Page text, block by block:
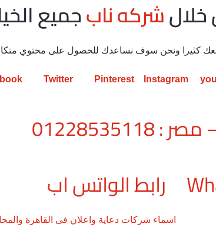
شركه نابجميع
كثيرا ونحن سوف نساعدك للحصول على محتوي
Twitter Pinterest Instagram
رابط الواتس اب
اسماء شركات دعاية واعلان فى القاهرة